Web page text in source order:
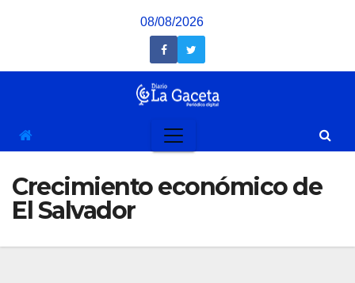
08/08/2026
Crecimiento económico de
El Salvador